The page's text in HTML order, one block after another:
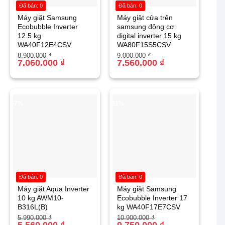
Máy giặt Samsung
Ecobubble Inverter
12.5 kg
WA40F12E4CSV
8.900.000₫
Giá
gốc
7.060.000 ₫
Giá
hiện
7.060.000 ₫.
Đã bán: 0
Máy giặt cửa trên
samsung động cơ
digital inverter 15 kg
WA80F15S5CSV
9.000.000₫
Giá
gốc
7.560.000 ₫
Giá
hiện
7.560.000 ₫.
Đã bán: 0
Máy giặt Aqua Inverter
10 kg AWM10-
B316L(B)
5.990.000₫
Giá
Giá
Đã bán: 0
Máy giặt Samsung
Ecobubble Inverter 17
kg WA40F17E7CSV
10.900.000₫
Giá
Giá
Đã bán: 0